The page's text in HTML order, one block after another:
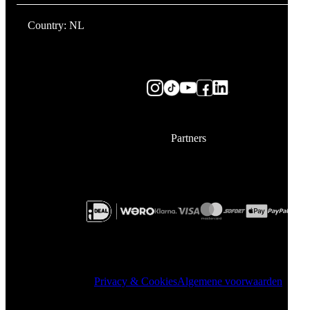
Country: NL
Partners
Privacy & CookiesAlgemene voorwaarden